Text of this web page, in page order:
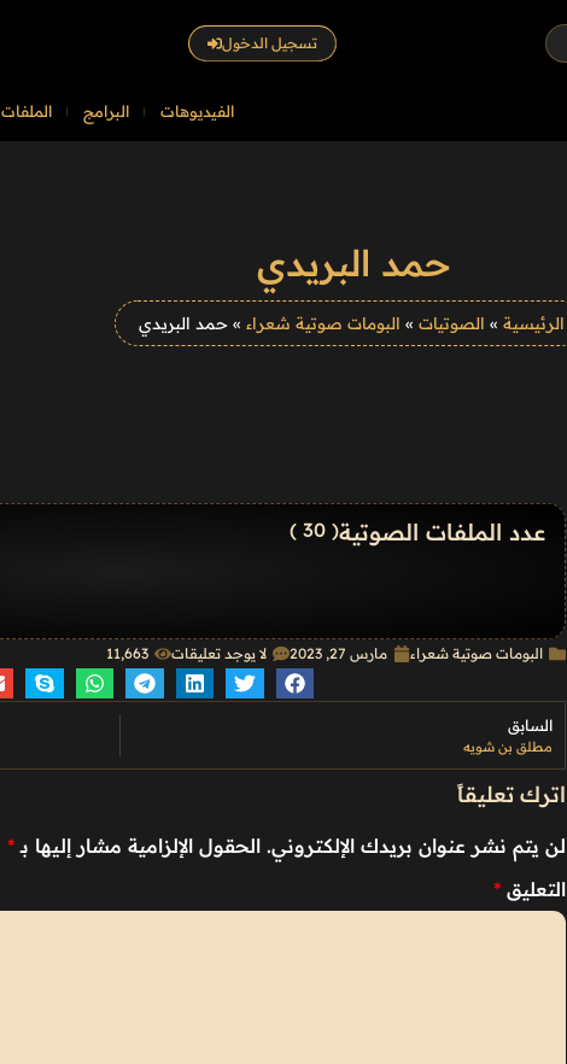
تسجيل الدخول
الفيديوهات البرامج الملفات
حمد البريدي
الرئيسية » الصوتيات » البومات صوتية شعراء »حمد البريدي
عدد الملفات الصوتية( 30 )
البومات صوتية شعراء مارس 27, 2023 لا يوجد تعليقات 11٬663
السابق
مطلق بن شويه
اترك تعليقاً
لن يتم نشر عنوان بريدك الإلكتروني. الحقول الإلزامية مشار إليها بـ *
التعليق *